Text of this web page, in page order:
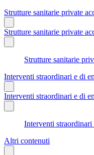
Strutture sanitarie private
Strutture sanitarie private
Strutture sanitarie
Interventi straordinari e di
Interventi straordinari e di
Interventi straordinari
Altri contenuti